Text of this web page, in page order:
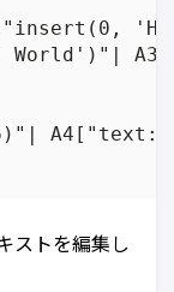
World')"|
A4["text:
ストを編集し